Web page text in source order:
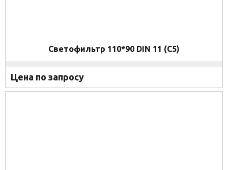
Светофильтр 110*90 DIN 11 (C5)
Цена по запросу